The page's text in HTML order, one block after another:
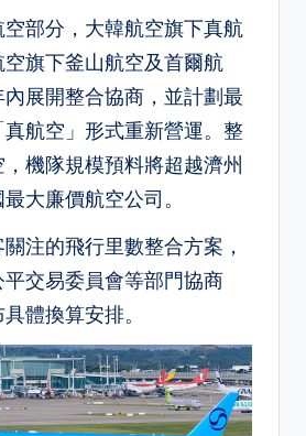
部分，大韓航空旗下真航
旗下釜山航空及首爾航
展開整合協商，並計劃最
航空」形式重新營運。整
機隊規模預料將超越濟州
大廉價航空公司。
注的飛行里數整合方案，
交易委員會等部門協商
體換算安排。